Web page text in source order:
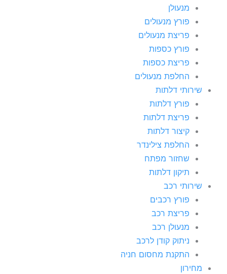
מנעולן
פורץ מנעולים
פריצת מנעולים
פורץ כספות
פריצת כספות
החלפת מנעולים
שירותי דלתות
פורץ דלתות
פריצת דלתות
קיצור דלתות
החלפת צילינדר
שחזור מפתח
תיקון דלתות
שירותי רכב
פורץ רכבים
פריצת רכב
מנעולן רכב
ניתוק קודן לרכב
התקנת מחסום חניה
מחירון